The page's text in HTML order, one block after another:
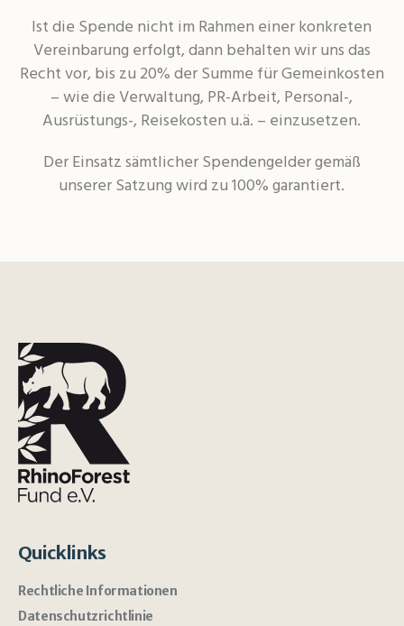
Ist die Spende nicht im Rahmen einer konkreten
Vereinbarung erfolgt, dann behalten wir uns das
Recht vor, bis zu 20% der Summe für Gemeinkosten
– wie die Verwaltung, PR-Arbeit, Personal-,
Ausrüstungs-, Reisekosten u.ä. – einzusetzen.
Der Einsatz sämtlicher Spendengelder gemäß
unserer Satzung wird zu 100% garantiert.
Quicklinks
Rechtliche Informationen
Datenschutzrichtlinie